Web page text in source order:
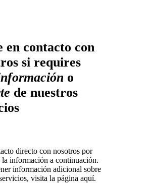
en contacto con
si requires
o
de nuestros
directo con nosotros por
la información a continuación.
información adicional sobre
visita la página aquí.